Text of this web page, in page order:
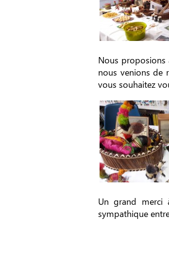
Nous proposions
nous venions de
vous souhaitez
Un grand merci
sympathique